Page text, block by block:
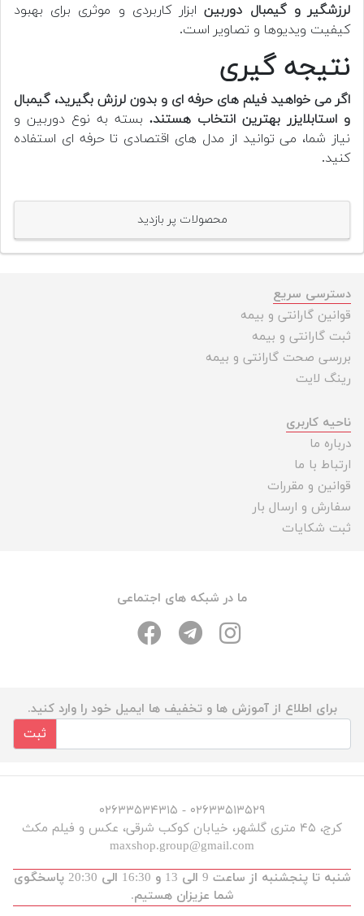
لرزشگیر و گیمبال دوربینابزار کاربردی و موثری برای بهبود
کیفیت ویدیوها و تصاویر است.
نتیجه گیری
اگر می خواهید فیلم های حرفه ای و بدون لرزش بگیرید، گیمبال
و استابلایزر بهترین انتخاب هستند. بسته به نوع دوربین و
نیاز شما، می توانید از مدل های اقتصادی تا حرفه ای استفاده
کنید.
محصولات پر بازدید
دسترسی سریع
قوانین گارانتی و بیمه
ثبت گارانتی و بیمه
بررسی صحت گارانتی و بیمه
رینگ لایت
ناحیه کاربری
درباره ما
ارتباط با ما
قوانین و مقررات
سفارش و ارسال بار
ثبت شکایات
ما در شبکه های اجتماعی
برای اطلاع از آموزش ها و تخفیف ها ایمیل خود را وارد کنید.
ثبت
۰۲۶۳۳۵۱۳۵۲۹ - ۰۲۶۳۳۵۳۴۳۱۵
کرج، ۴۵ متری گلشهر، خیابان کوکب شرقی، عکس و فیلم مکث
maxshop.group@gmail.com
شنبه تا پنجشنبه از ساعت 9 الی 13 و 16:30 الی 20:30 پاسخگوی
شما عزیزان هستیم.